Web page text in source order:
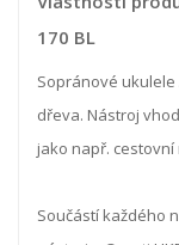
170 BL
Sopránové ukulele
dřeva. Nástroj
jako např.
Součástí každého